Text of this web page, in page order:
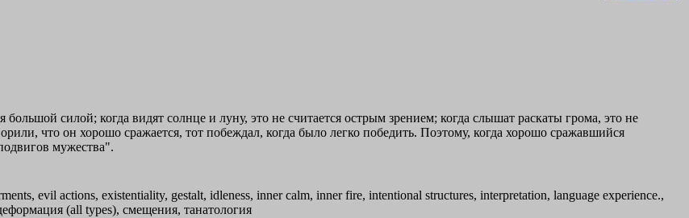
силой; когда видят солнце и луну, это не считается острым зрением; когда слышат раскаты грома, это не
что он хорошо сражается, тот побеждал, когда было легко победить. Поэтому, когда хорошо сражавшийся
мужества".
evil actions, existentiality, gestalt, idleness, inner calm, inner fire, intentional structures, interpretation, language experience.,
(all types), смещения, танатология